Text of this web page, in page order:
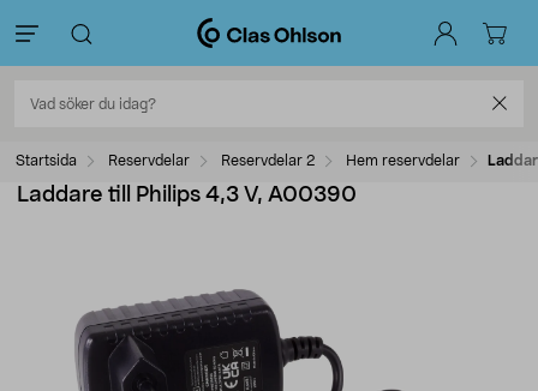
Startsida Reservdelar Reservdelar 2 Hem reservdelar
Laddare till Philips 4,3 V, A00390